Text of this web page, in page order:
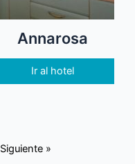
Annarosa
Ir al hotel
Siguiente »